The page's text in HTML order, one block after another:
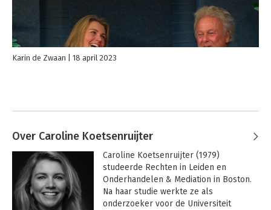
Karin de Zwaan 18 april 2023
Over Caroline Koetsenruijter
Caroline Koetsenruijter (1979)
studeerde Rechten in Leiden en
Onderhandelen & Mediation in Boston.
Na haar studie werkte ze als
onderzoeker voor de Universiteit